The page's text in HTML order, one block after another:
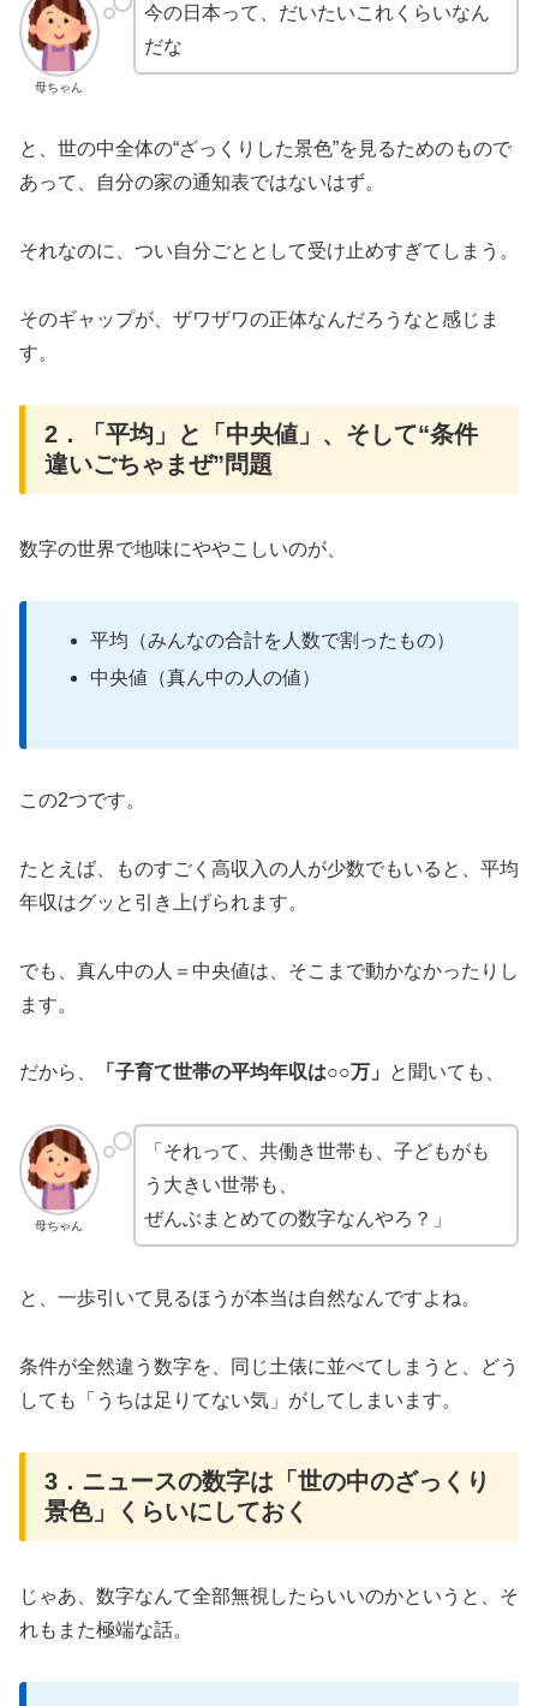
母ちゃん
今の日本って、だいたいこれくらいなん
だな
と、世の中全体の“ざっくりした景色”を見るためのもので
あって、自分の家の通知表ではないはず。
それなのに、つい自分ごととして受け止めすぎてしまう。
そのギャップが、ザワザワの正体なんだろうなと感じま
す。
2．「平均」と「中央値」、そして“条件
違いごちゃまぜ”問題
数字の世界で地味にややこしいのが、
平均（みんなの合計を人数で割ったもの）
中央値（真ん中の人の値）
この2つです。
たとえば、ものすごく高収入の人が少数でもいると、平均
年収はグッと引き上げられます。
でも、真ん中の人＝中央値は、そこまで動かなかったりし
ます。
だから、 「子育て世帯の平均年収は○○万」 と聞いても、
母ちゃん
「それって、共働き世帯も、子どもがも
う大きい世帯も、
ぜんぶまとめての数字なんやろ？」
と、一歩引いて見るほうが本当は自然なんですよね。
条件が全然違う数字を、同じ土俵に並べてしまうと、どう
しても「うちは足りてない気」がしてしまいます。
3．ニュースの数字は「世の中のざっくり
景色」くらいにしておく
じゃあ、数字なんて全部無視したらいいのかというと、そ
れもまた極端な話。